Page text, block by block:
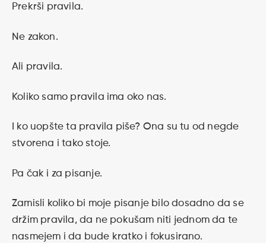
Prekrši pravila.
Ne zakon.
Ali pravila.
Koliko samo pravila ima oko nas.
I ko uopšte ta pravila piše? Ona su tu od negde
stvorena i tako stoje.
Pa čak i za pisanje.
Zamisli koliko bi moje pisanje bilo dosadno da se
držim pravila, da ne pokušam niti jednom da te
nasmejem i da bude kratko i fokusirano.